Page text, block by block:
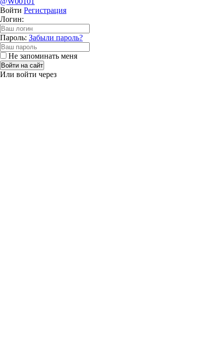
Войти Регистрация
Логин:
Пароль: Забыли пароль?
Не запоминать меня
Войти на сайт
Или войти через